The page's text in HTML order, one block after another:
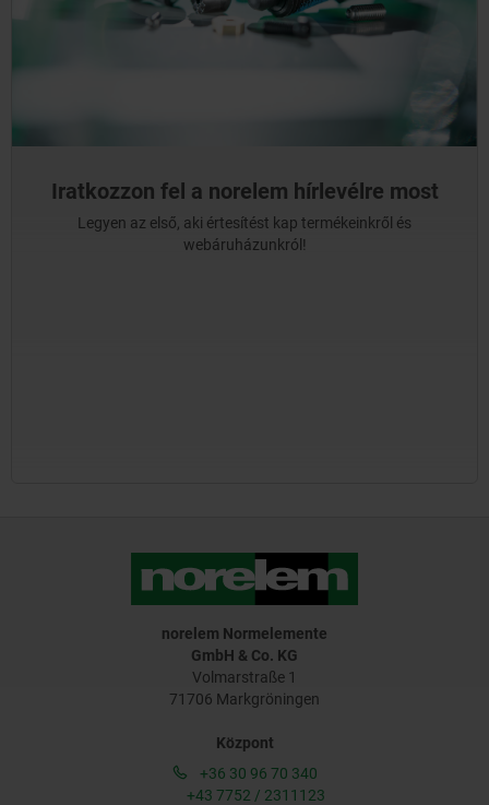
Iratkozzon fel a norelem hírlevélre most
Legyen az első, aki értesítést kap termékeinkről és
webáruházunkról!
norelem Normelemente
GmbH & Co. KG
Volmarstraße 1
71706 Markgröningen
Központ
+36 30 96 70 340
+43 7752 / 2311123